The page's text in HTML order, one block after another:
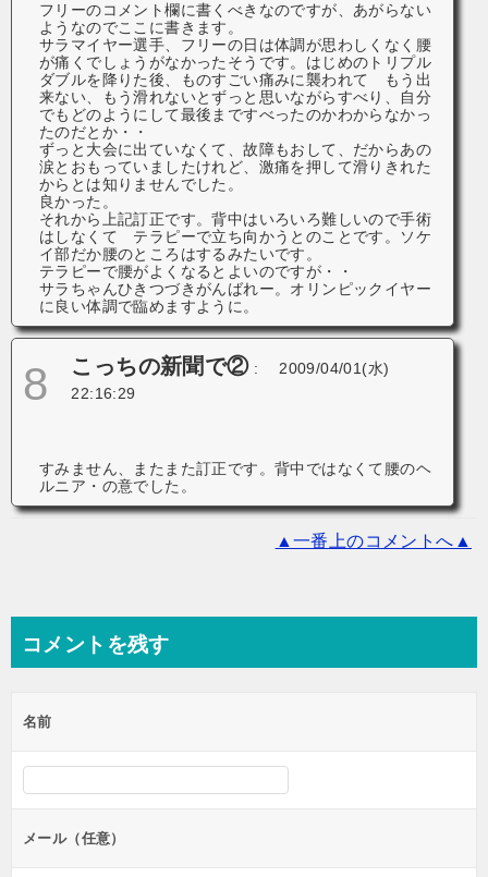
フリーのコメント欄に書くべきなのですが、あがらない
ようなのでここに書きます。
サラマイヤー選手、フリーの日は体調が思わしくなく腰
が痛くでしょうがなかったそうです。はじめのトリプル
ダブルを降りた後、ものすごい痛みに襲われて もう出
来ない、もう滑れないとずっと思いながらすべり、自分
でもどのようにして最後まですべったのかわからなかっ
たのだとか・・
ずっと大会に出ていなくて、故障もおして、だからあの
涙とおもっていましたけれど、激痛を押して滑りきれた
からとは知りませんでした。
良かった。
それから上記訂正です。背中はいろいろ難しいので手術
はしなくて テラピーで立ち向かうとのことです。ソケ
イ部だか腰のところはするみたいです。
テラピーで腰がよくなるとよいのですが・・
サラちゃんひきつづきがんばれー。オリンピックイヤー
に良い体調で臨めますように。
8 こっちの新聞で②:
2009/04/01(水)
22:16:29
すみません、またまた訂正です。背中ではなくて腰のヘ
ルニア・の意でした。
▲一番上のコメントへ▲
コメントを残す
名前
メール（任意）